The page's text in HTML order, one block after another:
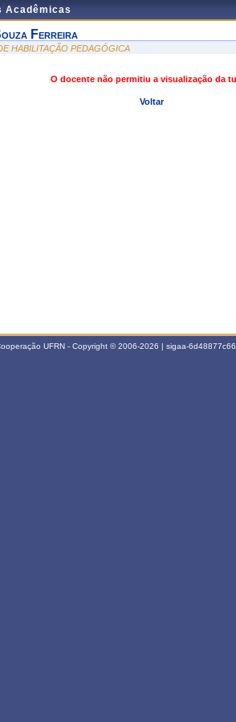
Acadêmicas
Ferreira
HABILITAÇÃO PEDAGÓGICA
O docente não permitiu a visualização da
Voltar
UFRN - Copyright © 2006-2026 | sigaa-